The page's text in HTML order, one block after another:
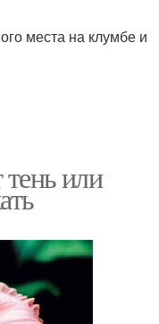
места на клумбе и
или